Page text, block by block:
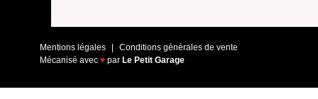
Mentions légales
Conditions générales de vente
Mécanisé avec ♥ par Le Petit Garage